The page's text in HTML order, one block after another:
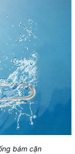
bám cặn